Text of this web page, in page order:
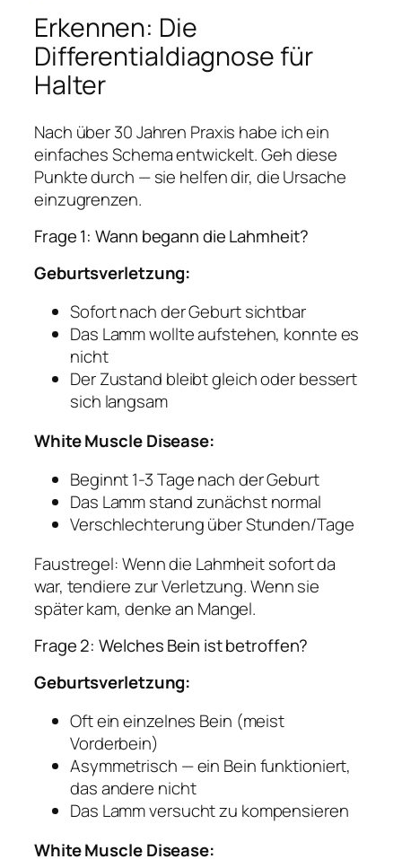
Erkennen: Die
Differentialdiagnose für
Halter
Nach über 30 Jahren Praxis habe ich ein
einfaches Schema entwickelt. Geh diese
Punkte durch — sie helfen dir, die Ursache
einzugrenzen.
Frage 1: Wann begann die Lahmheit?
Geburtsverletzung:
Sofort nach der Geburt sichtbar
Das Lamm wollte aufstehen, konnte es
nicht
Der Zustand bleibt gleich oder bessert
sich langsam
White Muscle Disease:
Beginnt 1-3 Tage nach der Geburt
Das Lamm stand zunächst normal
Verschlechterung über Stunden/Tage
Faustregel:Wenn die Lahmheit sofort da
war, tendiere zur Verletzung. Wenn sie
später kam, denke an Mangel.
Frage 2: Welches Bein ist betroffen?
Geburtsverletzung:
Oft ein einzelnes Bein (meist
Vorderbein)
Asymmetrisch — ein Bein funktioniert,
das andere nicht
Das Lamm versucht zu kompensieren
White Muscle Disease: